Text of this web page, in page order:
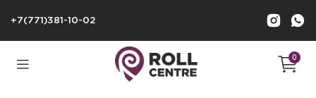
+7(771)381-10-02
0